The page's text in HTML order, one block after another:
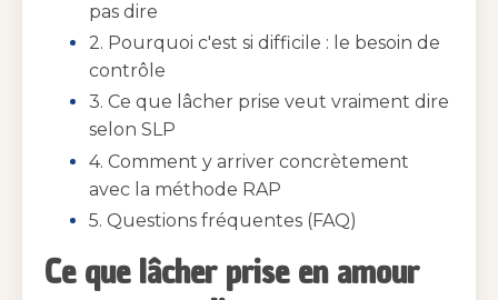
pas dire
2. Pourquoi c'est si difficile : le besoin de
contrôle
3. Ce que lâcher prise veut vraiment dire
selon SLP
4. Comment y arriver concrètement
avec la méthode RAP
5. Questions fréquentes (FAQ)
Ce que lâcher prise en amour